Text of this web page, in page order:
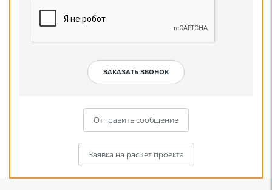
Отправить сообщение
Заявка на расчет проекта